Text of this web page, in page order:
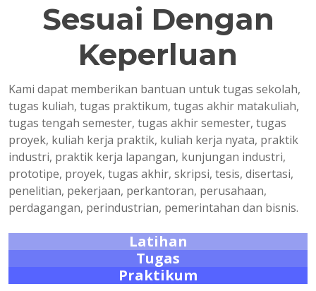
Sesuai Dengan
Keperluan
Kami dapat memberikan bantuan untuk tugas sekolah,
tugas kuliah, tugas praktikum, tugas akhir matakuliah,
tugas tengah semester, tugas akhir semester, tugas
proyek, kuliah kerja praktik, kuliah kerja nyata, praktik
industri, praktik kerja lapangan, kunjungan industri,
prototipe, proyek, tugas akhir, skripsi, tesis, disertasi,
penelitian, pekerjaan, perkantoran, perusahaan,
perdagangan, perindustrian, pemerintahan dan bisnis.
Latihan
Tugas
Praktikum